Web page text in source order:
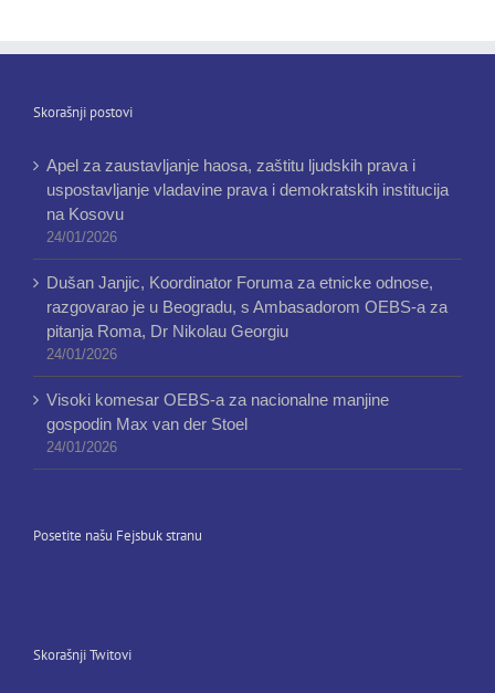
Skorašnji postovi
Apel za zaustavljanje haosa, zaštitu ljudskih prava i
uspostavljanje vladavine prava i demokratskih institucija
na Kosovu
24/01/2026
Dušan Janjic, Koordinator Foruma za etnicke odnose,
razgovarao je u Beogradu, s Ambasadorom OEBS-a za
pitanja Roma, Dr Nikolau Georgiu
24/01/2026
Visoki komesar OEBS-a za nacionalne manjine
gospodin Max van der Stoel
24/01/2026
Posetite našu Fejsbuk stranu
Skorašnji Twitovi